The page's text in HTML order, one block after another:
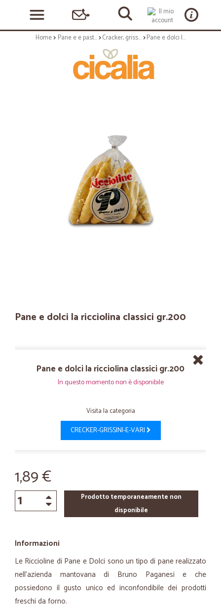
Home Pane e e pasticceria Cracker, grissini e vari Pane e dolci la ricciolina classici gr.200
Pane e dolci la ricciolina classici gr.200
Pane e dolci la ricciolina classici gr.200
In questo momento non è disponibile
Visita la categoria
CRECKER-GRISSINI-E-VARI
1,89 €
Prodotto temporaneamente non
disponibile
Informazioni
Le Riccioline di Pane e Dolci sono un tipo di pane realizzato
nell’azienda mantovana di Bruno Paganesi e che
possiedono il gusto unico ed inconfondibile dei prodotti
freschi da forno.